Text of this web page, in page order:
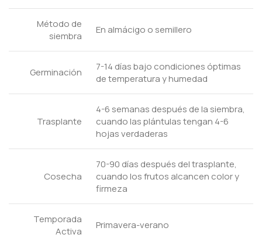
Método de
siembra
En almácigo o semillero
Germinación
7-14 días bajo condiciones óptimas
de temperatura y humedad
Trasplante
4-6 semanas después de la siembra,
cuando las plántulas tengan 4-6
hojas verdaderas
Cosecha
70-90 días después del trasplante,
cuando los frutos alcancen color y
firmeza
Temporada
Activa
Primavera-verano